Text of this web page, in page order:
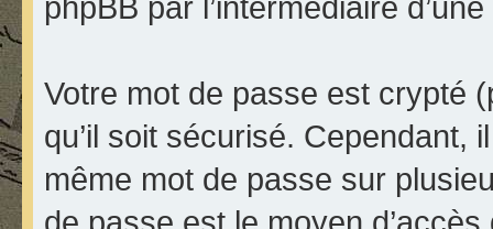
Votre mot de passe est crypté
qu’il soit sécurisé. Cependant,
même mot de passe sur